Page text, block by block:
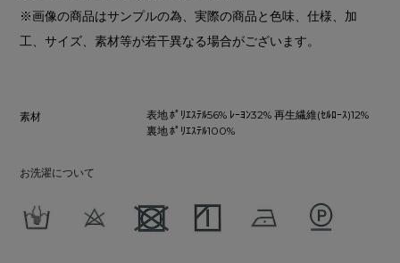
※画像の商品はサンプルの為、実際の商品と色味、仕様、加
工、サイズ、素材等が若干異なる場合がございます。
素材
表地 ﾎﾟﾘｴｽﾃﾙ56% ﾚｰﾖﾝ32% 再生繊維(ｾﾙﾛｰｽ)12%
裏地 ﾎﾟﾘｴｽﾃﾙ100%
お洗濯について